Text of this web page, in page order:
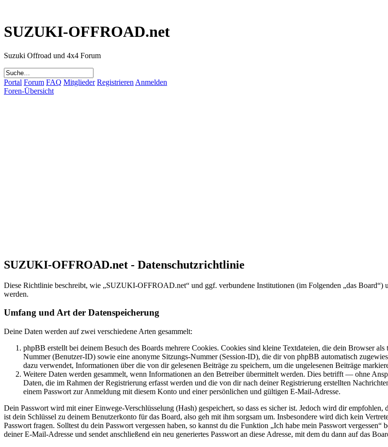
SUZUKI-OFFROAD.net
Suzuki Offroad und 4x4 Forum
Portal Forum FAQ Mitglieder Registrieren Anmelden
Foren-Übersicht
SUZUKI-OFFROAD.net - Datenschutzrichtlinie
Diese Richtlinie beschreibt, wie „SUZUKI-OFFROAD.net“ und ggf. verbundene Institutionen (im Folgenden „das Board“)
werden.
Umfang und Art der Datenspeicherung
Deine Daten werden auf zwei verschiedene Arten gesammelt:
phpBB erstellt bei deinem Besuch des Boards mehrere Cookies. Cookies sind kleine Textdateien, die dein Browser
Nummer (Benutzer-ID) sowie eine anonyme Sitzungs-Nummer (Session-ID), die dir von phpBB automatisch
dazu verwendet, Informationen über die von dir gelesenen Beiträge zu speichern, um die ungelesenen Beiträge
Weitere Daten werden gesammelt, wenn Informationen an den Betreiber übermittelt werden. Dies betrifft — ohne
Daten, die im Rahmen der Registrierung erfasst werden und die von dir nach deiner Registrierung erstellten
einem Passwort zur Anmeldung mit diesem Konto und einer persönlichen und gültigen E-Mail-Adresse.
Dein Passwort wird mit einer Einwege-Verschlüsselung (Hash) gespeichert, so dass es sicher ist. Jedoch wird dir
ist dein Schlüssel zu deinem Benutzerkonto für das Board, also geh mit ihm sorgsam um. Insbesondere wird dich kein
Passwort fragen. Solltest du dein Passwort vergessen haben, so kannst du die Funktion „Ich habe mein Passwort
deiner E-Mail-Adresse und sendet anschließend ein neu generiertes Passwort an diese Adresse, mit dem du dann auf das